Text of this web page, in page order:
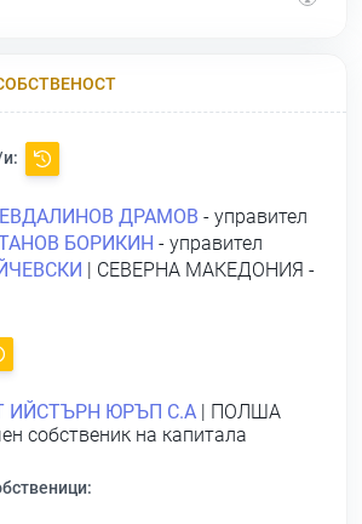
ДРАМОВ - управител
БОРИКИН - управител
| СЕВЕРНА МАКЕДОНИЯ -
ИЙСТЪРН ЮРЪП С.А | ПОЛША
собственик на капитала